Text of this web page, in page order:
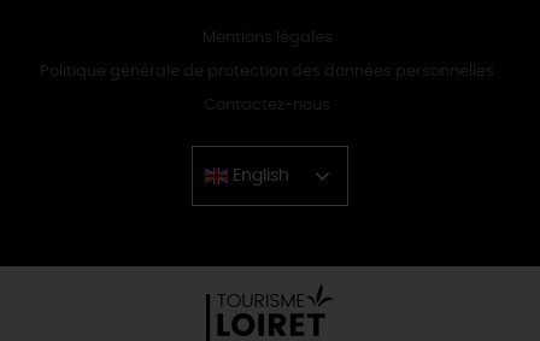
Mentions légales
Politique générale de protection des données personnelles
Contactez-nous
English
Chinese